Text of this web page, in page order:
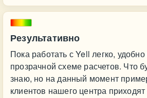
Результативно
Пока работать с Yell легко,
прозрачной схеме расчетов. Что
знаю, но на данный момент
клиентов нашего центра приходят